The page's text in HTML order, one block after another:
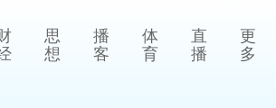
思
想
播
客
体
育
直
播
更
多